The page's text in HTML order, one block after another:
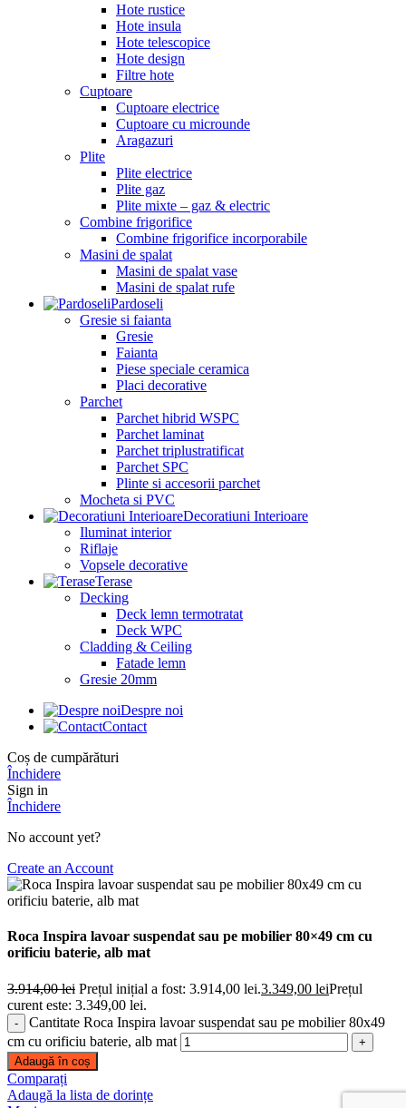
Hote rustice
Hote insula
Hote telescopice
Hote design
Filtre hote
Cuptoare
Cuptoare electrice
Cuptoare cu microunde
Aragazuri
Plite
Plite electrice
Plite gaz
Plite mixte – gaz & electric
Combine frigorifice
Combine frigorifice incorporabile
Masini de spalat
Masini de spalat vase
Masini de spalat rufe
Pardoseli
Gresie si faianta
Gresie
Faianta
Piese speciale ceramica
Placi decorative
Parchet
Parchet hibrid WSPC
Parchet laminat
Parchet triplustratificat
Parchet SPC
Plinte si accesorii parchet
Mocheta si PVC
Decoratiuni Interioare
Iluminat interior
Riflaje
Vopsele decorative
Terase
Decking
Deck lemn termotratat
Deck WPC
Cladding & Ceiling
Fatade lemn
Gresie 20mm
Despre noi
Contact
Coș de cumpărături
Închidere
Sign in
Închidere
No account yet?
Create an Account
Roca Inspira lavoar suspendat sau pe mobilier 80×49 cm cu
orificiu baterie, alb mat
3.914,00lei Prețul inițial a fost: 3.914,00 lei.3.349,00 leiPrețul
curent este: 3.349,00 lei.
Cantitate Roca Inspira lavoar suspendat sau pe mobilier 80x49
cm cu orificiu baterie, alb mat
Adaugă în coș
Comparați
Adaugă la lista de dorințe